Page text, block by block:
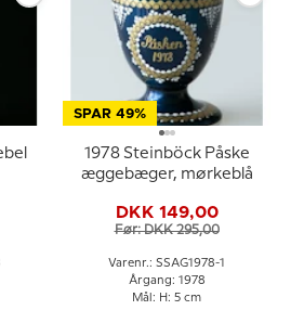
SPAR 49%
1978 Steinböck Påske
æggebæger, mørkeblå
DKK 149,00
Før: DKK 295,00
Varenr.: SSAG1978-1
Årgang: 1978
Mål: H: 5 cm